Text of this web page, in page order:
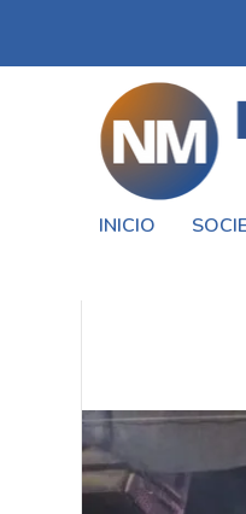
INICIO